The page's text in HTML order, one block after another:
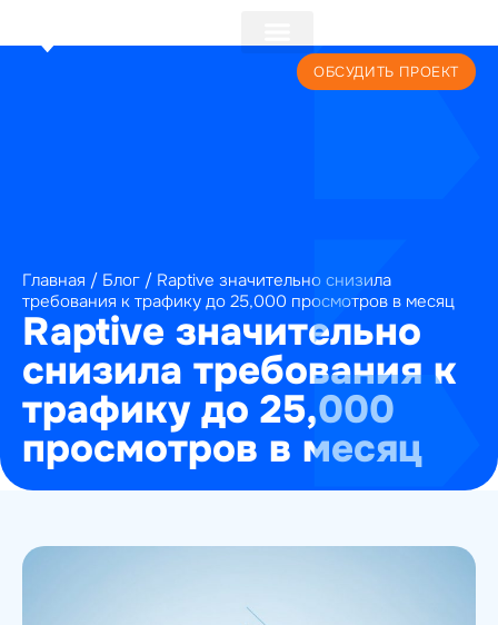
ОБСУДИТЬ ПРОЕКТ
Главная / Блог / Raptive значительно снизила
требования к трафику до 25,000 просмотров в месяц
Raptive значительно
снизила требования к
трафику до 25,000
просмотров в месяц